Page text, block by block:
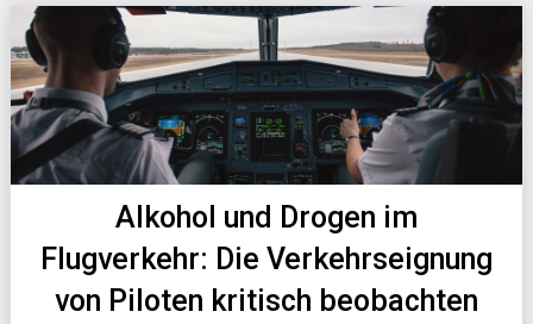
Alkohol und Drogen im
Flugverkehr: Die Verkehrseignung
von Piloten kritisch beobachten